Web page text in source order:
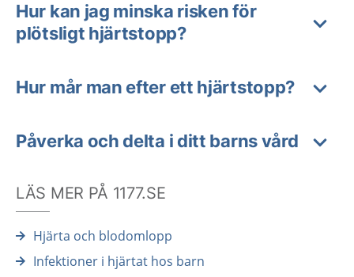
Hur kan jag minska risken för
plötsligt hjärtstopp?
Hur mår man efter ett hjärtstopp?
Påverka och delta i ditt barns vård
LÄS MER PÅ 1177.SE
Hjärta och blodomlopp
Infektioner i hjärtat hos barn